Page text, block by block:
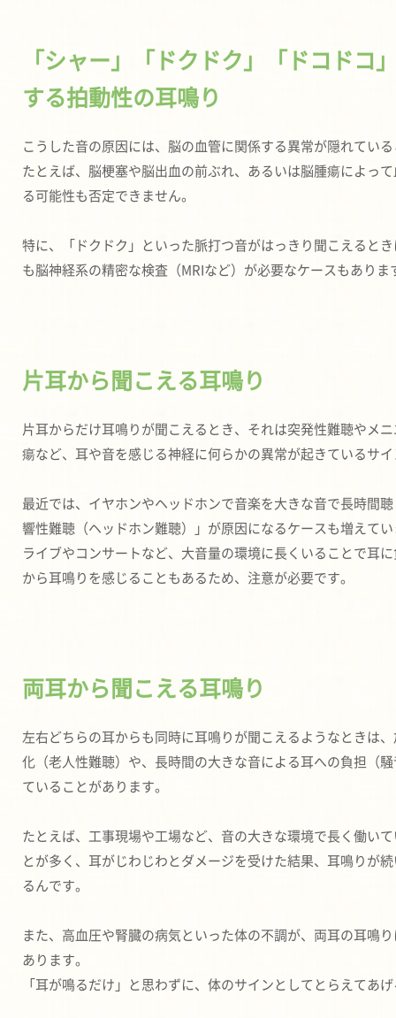
「シャー」「ドクドク」「ドコドコ
する拍動性の耳鳴り
こうした音の原因には、脳の血管に関係する異常が隠れてい
たとえば、脳梗塞や脳出血の前ぶれ、あるいは脳腫瘍によっ
る可能性も否定できません。
特に、「ドクドク」といった脈打つ音がはっきり聞こえると
も脳神経系の精密な検査（MRIなど）が必要なケースもありま
片耳から聞こえる耳鳴り
片耳からだけ耳鳴りが聞こえるとき、それは突発性難聴やメ
瘍など、耳や音を感じる神経に何らかの異常が起きているサ
最近では、イヤホンやヘッドホンで音楽を大きな音で長時間
響性難聴（ヘッドホン難聴）」が原因になるケースも増えて
ライブやコンサートなど、大音量の環境に長くいることで耳
から耳鳴りを感じることもあるため、注意が必要です。
両耳から聞こえる耳鳴り
左右どちらの耳からも同時に耳鳴りが聞こえるようなときは
化（老人性難聴）や、長時間の大きな音による耳への負担（
ていることがあります。
たとえば、工事現場や工場など、音の大きな環境で長く働い
とが多く、耳がじわじわとダメージを受けた結果、耳鳴りが
るんです。
また、高血圧や腎臓の病気といった体の不調が、両耳の耳鳴
あります。
「耳が鳴るだけ」と思わずに、体のサインとしてとらえてあ